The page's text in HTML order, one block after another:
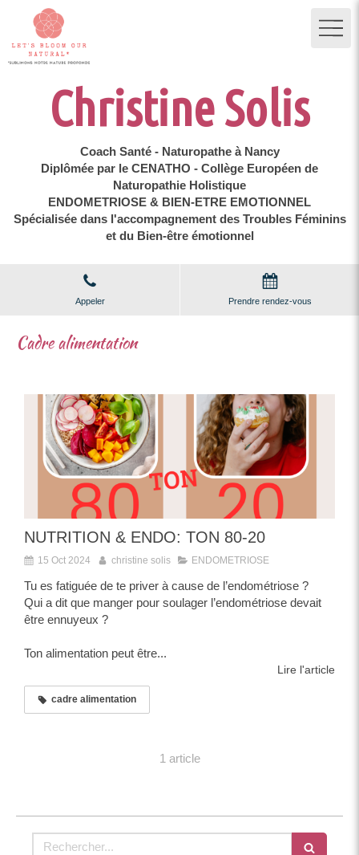
Christine Solis
Coach Santé - Naturopathe à Nancy
Diplômée par le CENATHO - Collège Européen de
Naturopathie Holistique
ENDOMETRIOSE & BIEN-ETRE EMOTIONNEL
Spécialisée dans l'accompagnement des Troubles Féminins
et du Bien-être émotionnel
Appeler Prendre rendez-vous
Cadre alimentation
NUTRITION & ENDO: TON 80-20
15 Oct 2024 christine solis ENDOMETRIOSE
Tu es fatiguée de te priver à cause de l’endométriose ?
Qui a dit que manger pour soulager l’endométriose devait
être ennuyeux ?
Ton alimentation peut être...
Lire l'article
cadre alimentation
1 article
Rechercher